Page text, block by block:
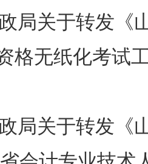
局关于转发《
格无纸化考试
局关于转发《